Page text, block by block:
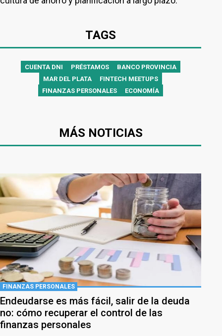
TAGS
CUENTA DNI PRÉSTAMOS
BANCO PROVINCIA
MAR DEL PLATA
FINTECH MEETUPS
FINANZAS PERSONALES
ECONOMÍA
MÁS NOTICIAS
FINANZAS PERSONALES
Endeudarse es más fácil, salir de la deuda
no: cómo recuperar el control de las
finanzas personales